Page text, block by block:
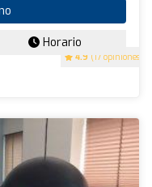
4.9 (17 opiniones)
Horario